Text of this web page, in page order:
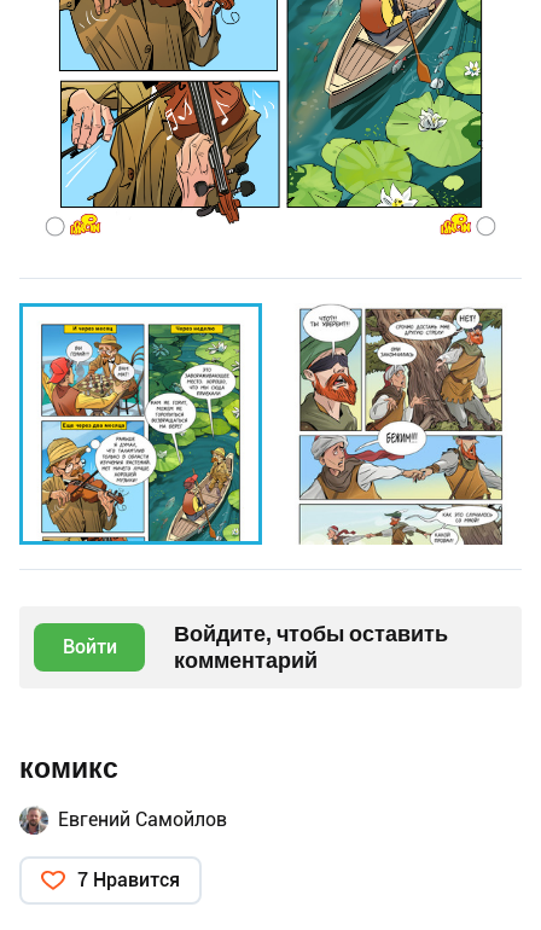
Войти
Войдите, чтобы оставить
комментарий
комикс
Евгений Самойлов
7 Нравится